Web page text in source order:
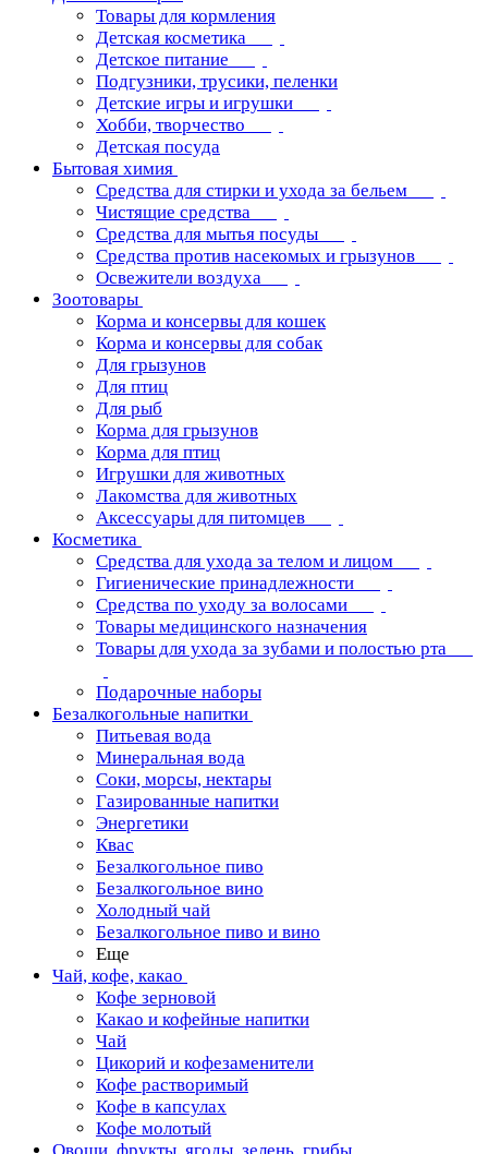
Товары для кормления
Детская косметика
Детское питание
Подгузники, трусики, пеленки
Детские игры и игрушки
Хобби, творчество
Детская посуда
Бытовая химия
Средства для стирки и ухода за бельем
Чистящие средства
Средства для мытья посуды
Средства против насекомых и грызунов
Освежители воздуха
Зоотовары
Корма и консервы для кошек
Корма и консервы для собак
Для грызунов
Для птиц
Для рыб
Корма для грызунов
Корма для птиц
Игрушки для животных
Лакомства для животных
Аксессуары для питомцев
Косметика
Средства для ухода за телом и лицом
Гигиенические принадлежности
Средства по уходу за волосами
Товары медицинского назначения
Товары для ухода за зубами и полостью рта
Подарочные наборы
Безалкогольные напитки
Питьевая вода
Минеральная вода
Соки, морсы, нектары
Газированные напитки
Энергетики
Квас
Безалкогольное пиво
Безалкогольное вино
Холодный чай
Безалкогольное пиво и вино
Еще
Чай, кофе, какао
Кофе зерновой
Какао и кофейные напитки
Чай
Цикорий и кофезаменители
Кофе растворимый
Кофе в капсулах
Кофе молотый